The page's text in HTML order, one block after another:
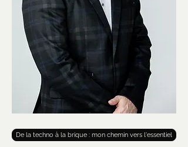
De la techno à la brique : mon chemin vers l'essentiel